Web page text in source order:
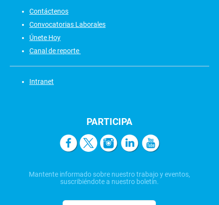
Contáctenos
Convocatorias Laborales
Únete Hoy
Canal de reporte
Intranet
PARTICIPA
Mantente informado sobre nuestro trabajo y eventos,
suscribiéndote a nuestro boletín.